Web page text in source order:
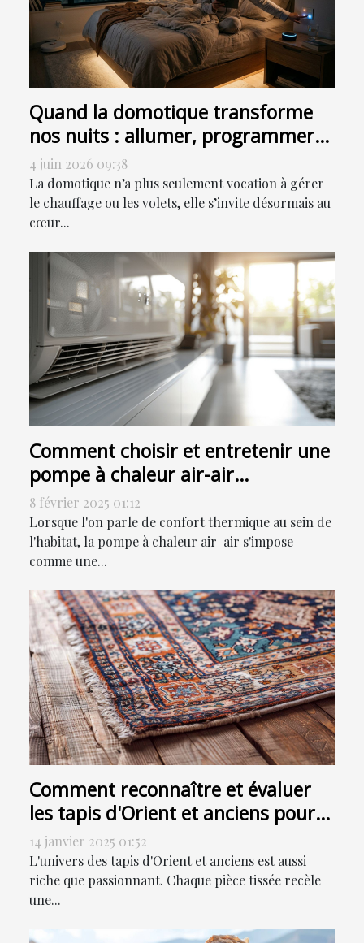
Quand la domotique transforme
nos nuits : allumer, programmer
ou sensoriser ?
4 juin 2026 09:38
La domotique n’a plus seulement vocation à gérer
le chauffage ou les volets, elle s’invite désormais au
cœur...
Comment choisir et entretenir une
pompe à chaleur air-air
efficacement
8 février 2025 01:12
Lorsque l'on parle de confort thermique au sein de
l'habitat, la pompe à chaleur air-air s'impose
comme une...
Comment reconnaître et évaluer
les tapis d'Orient et anciens pour
la vente
14 janvier 2025 01:52
L'univers des tapis d'Orient et anciens est aussi
riche que passionnant. Chaque pièce tissée recèle
une...